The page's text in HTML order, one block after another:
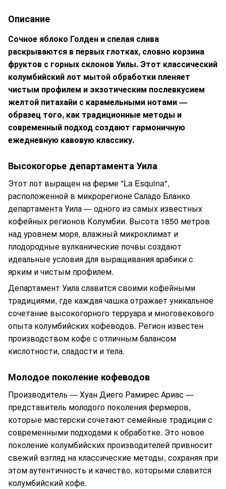
Описание
Сочное яблоко Голден и спелая слива
раскрываются в первых глотках, словно корзина
фруктов с горных склонов Уилы. Этот классический
колумбийский лот мытой обработки пленяет
чистым профилем и экзотическим послевкусием
желтой питахайи с карамельными нотами —
образец того, как традиционные методы и
современный подход создают гармоничную
ежедневную кавовую классику.
Высокогорье департамента Уила
Этот лот выращен на ферме "La Esquina",
расположенной в микрорегионе Саладо Бланко
департамента Уила — одного из самых известных
кофейных регионов Колумбии. Высота 1850 метров
над уровнем моря, влажный микроклимат и
плодородные вулканические почвы создают
идеальные условия для выращивания арабики с
ярким и чистым профилем.
Департамент Уила славится своими кофейными
традициями, где каждая чашка отражает уникальное
сочетание высокогорного терруара и многовекового
опыта колумбийских кофеводов. Регион известен
производством кофе с отличным балансом
кислотности, сладости и тела.
Молодое поколение кофеводов
Производитель — Хуан Диего Рамирес Ариас —
представитель молодого поколения фермеров,
которые мастерски сочетают семейные традиции с
современными подходами к обработке. Это новое
поколение колумбийских производителей привносит
свежий взгляд на классические методы, сохраняя при
этом аутентичность и качество, которыми славится
колумбийский кофе.